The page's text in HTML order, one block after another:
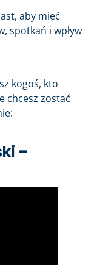
aby mieć
spotkań i wpływ
kogoś, kto
chcesz zostać
–